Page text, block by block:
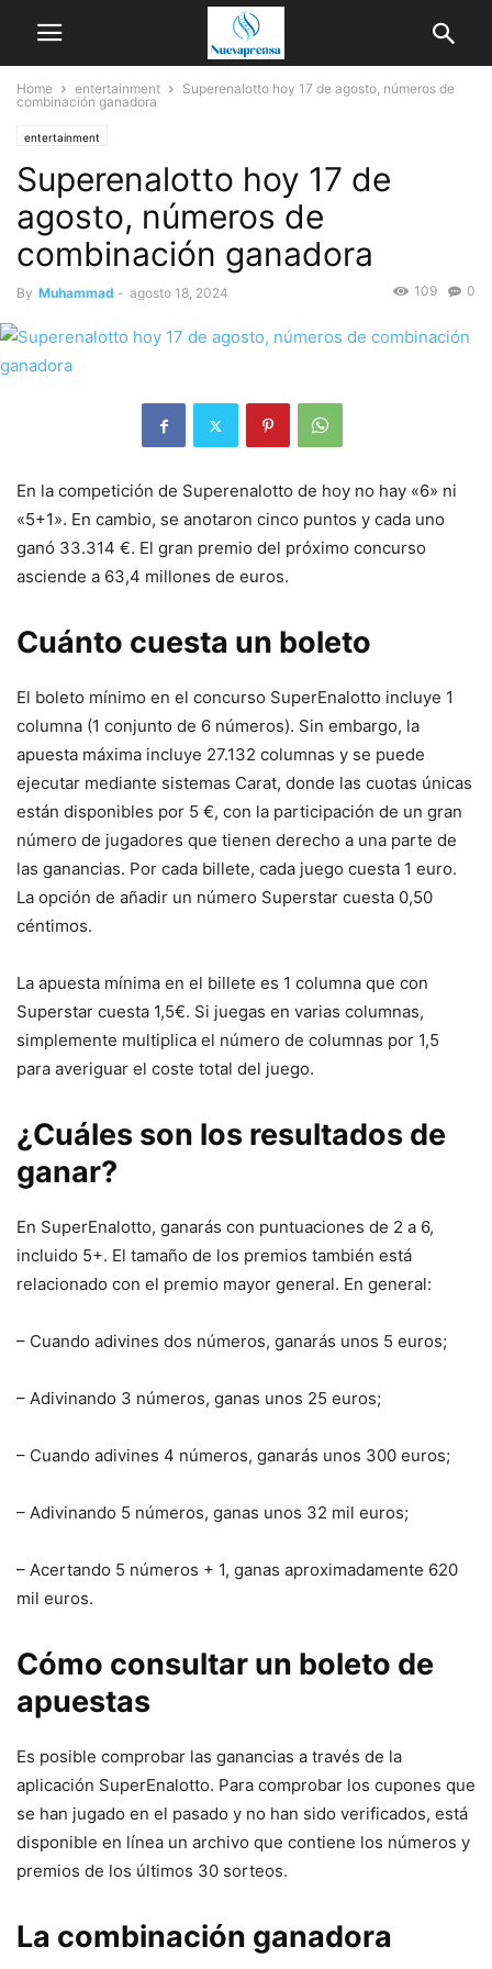
Home entertainment
Superenalotto hoy 17 de agosto, números de
combinación ganadora
entertainment
Superenalotto hoy 17 de
agosto, números de
combinación ganadora
By Muhammad - agosto 18, 2024 0
109
En la competición de Superenalotto de hoy no hay «6» ni
«5+1». En cambio, se anotaron cinco puntos y cada uno
ganó 33.314 €. El gran premio del próximo concurso
asciende a 63,4 millones de euros.
Cuánto cuesta un boleto
El boleto mínimo en el concurso SuperEnalotto incluye 1
columna (1 conjunto de 6 números). Sin embargo, la
apuesta máxima incluye 27.132 columnas y se puede
ejecutar mediante sistemas Carat, donde las cuotas únicas
están disponibles por 5 €, con la participación de un gran
número de jugadores que tienen derecho a una parte de
las ganancias. Por cada billete, cada juego cuesta 1 euro.
La opción de añadir un número Superstar cuesta 0,50
céntimos.
La apuesta mínima en el billete es 1 columna que con
Superstar cuesta 1,5€. Si juegas en varias columnas,
simplemente multiplica el número de columnas por 1,5
para averiguar el coste total del juego.
¿Cuáles son los resultados de
ganar?
En SuperEnalotto, ganarás con puntuaciones de 2 a 6,
incluido 5+. El tamaño de los premios también está
relacionado con el premio mayor general. En general:
– Cuando adivines dos números, ganarás unos 5 euros;
– Adivinando 3 números, ganas unos 25 euros;
– Cuando adivines 4 números, ganarás unos 300 euros;
– Adivinando 5 números, ganas unos 32 mil euros;
– Acertando 5 números + 1, ganas aproximadamente 620
mil euros.
Cómo consultar un boleto de
apuestas
Es posible comprobar las ganancias a través de la
aplicación SuperEnalotto. Para comprobar los cupones que
se han jugado en el pasado y no han sido verificados, está
disponible en línea un archivo que contiene los números y
premios de los últimos 30 sorteos.
La combinación ganadora